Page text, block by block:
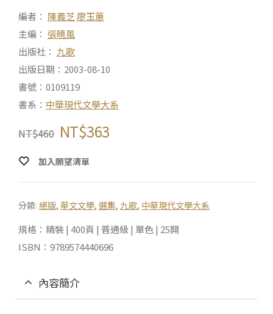
編者： 陳義芝 廖玉蕙
主編： 張曉風
出版社： 九歌
出版日期：2003-08-10
書號：0109119
書系： 中華現代文學大系
NT$460 NT$363
加入願望清單
分類: 絕版, 華文文學, 選集, 九歌, 中華現代文學大系
規格：精裝 | 400頁 | 普通級 | 單色 | 25開
ISBN：9789574440696
內容簡介